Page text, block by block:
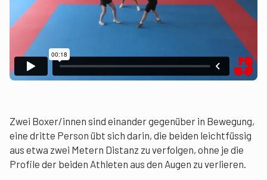
Zwei Boxer/innen sind einander gegenüber in Bewegung,
eine dritte Person übt sich darin, die beiden leichtfüssig
aus etwa zwei Metern Distanz zu verfolgen, ohne je die
Profile der beiden Athleten aus den Augen zu verlieren.